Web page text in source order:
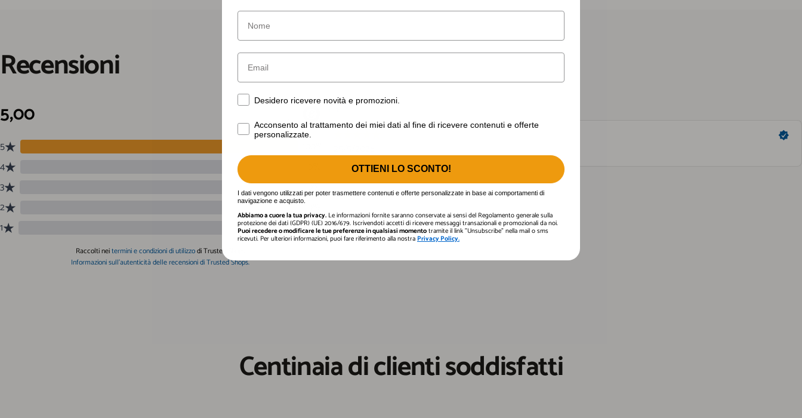
Recensioni
Centinaia di clienti soddisfatti
Nome
Email
Desidero ricevere novità e promozioni.
Desidero ricevere novità e promozioni.
Acconsento al trattamento dei miei dati al fine di ricevere contenuti e offerte personalizzate.
Acconsento al trattamento dei miei dati al fine di ricevere contenuti e offerte
personalizzate.
OTTIENI LO SCONTO!
I dati vengono utilizzati per poter trasmettere contenuti e offerte personalizzate in base ai comportamenti di
navigazione e acquisto.
Abbiamo a cuore la tua privacy. Le informazioni fornite saranno conservate ai sensi del Regolamento generale sulla
protezione dei dati (GDPR) (UE) 2016/679. Iscrivendoti accetti di ricevere messaggi transazionali e promozionali da noi.
Puoi recedere o modificare le tue preferenze in qualsiasi momentotramite il link "Unsubscribe" nella mail o sms
ricevuti. Per ulteriori informazioni, puoi fare riferimento alla nostra Privacy Policy.